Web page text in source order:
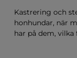
Kastrering och
honhundar, när
har på dem,